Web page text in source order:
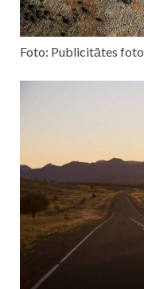
Foto: Publicitātes foto